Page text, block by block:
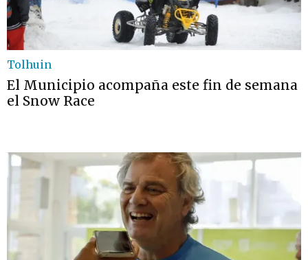
Tolhuin
El Municipio acompaña este fin de semana
el Snow Race